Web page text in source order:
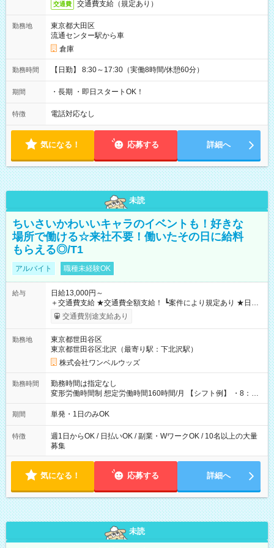
交通費 交通費支給（規定あり）
勤務地
東京都大田区
流通センター駅から車
倉庫
勤務時間 【日勤】 8:30～17:30（実働8時間/休憩60分）
期間 ・長期 ・即日スタートOK！
特徴 電話対応なし
気になる！ 応募する 詳細へ
未読
ちいさいかわいいキャラのイベントも！好きな
場所で働ける☆来社不要！働いたその日に給料
もらえる◎/T1
アルバイト 職種未経験OK
給与
日給13,000円～
＋交通費支給 ★交通費全額支給！ ┗案件により規定あり ★日払
いOK！（規定あり） ┗働いたその日に現金GET♪ お仕事後はコ
ンビニATMから 日払い分を引き落とせます！ 【試用期間】試
交通費別途支給あり
勤務地
東京都世田谷区
東京都世田谷区北沢（最寄り駅：下北沢駅）
株式会社ワンベルウッズ
勤務時間
勤務時間は指定なし
変形労働時間制 想定労働時間160時間/月 【シフト例】 ・8：00
～21：00
期間 単発・1日のみOK
特徴
週1日からOK / 日払いOK / 副業・WワークOK / 10名以上の大量
募集
気になる！ 応募する 詳細へ
未読